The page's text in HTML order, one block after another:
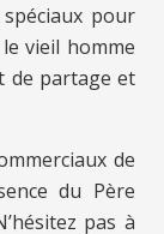
pour
vieil homme
de partage et
de
du Père
pas à